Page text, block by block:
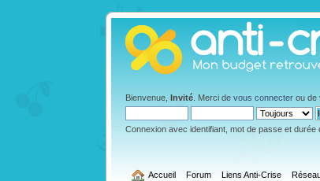
Bienvenue,Invité . Merci devous connecter ou de
Connexion avec identifiant, mot de passe et durée
Accueil Forum Liens Anti-Crise